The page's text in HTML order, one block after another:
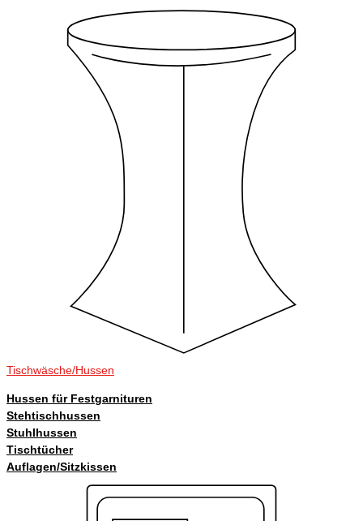
Tischwäsche/Hussen
Hussen für Festgarnituren
Stehtischhussen
Stuhlhussen
Tischtücher
Auflagen/Sitzkissen